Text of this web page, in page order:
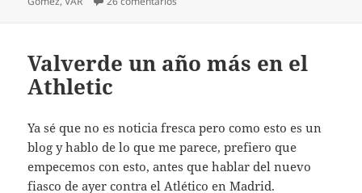
Valverde un año más en el
Athletic
Ya sé que no es noticia fresca pero como esto es un
blog y hablo de lo que me parece, prefiero que
empecemos con esto, antes que hablar del nuevo
fiasco de ayer contra el Atlético en Madrid.